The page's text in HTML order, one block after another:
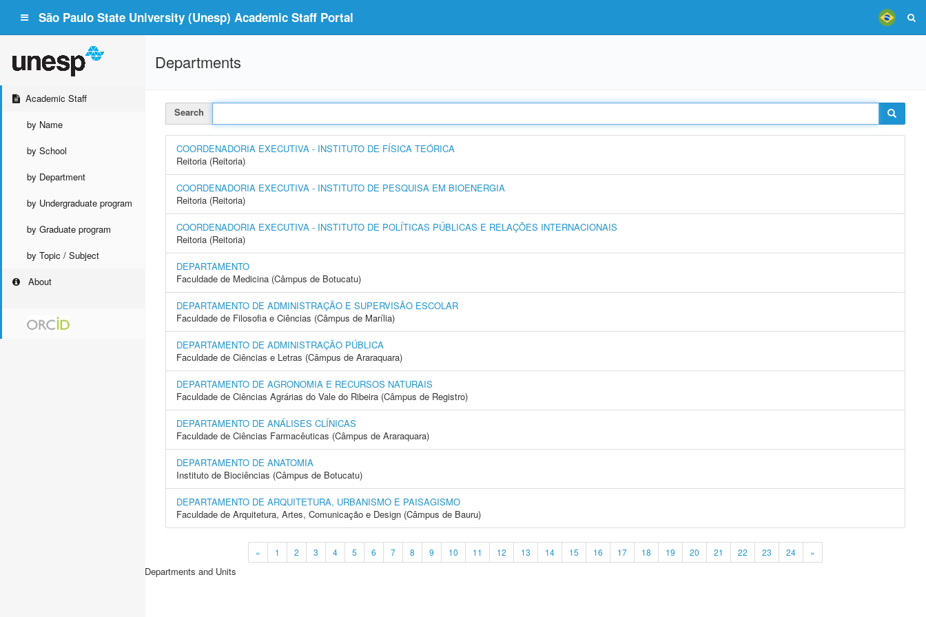
São Paulo State University (Unesp) Academic Staff Portal
Academic Staff
by Name
by School
by Department
by Undergraduate program
by Graduate program
by Topic / Subject
About
Departments
Search
COORDENADORIA EXECUTIVA - INSTITUTO DE FÍSICA TEÓRICA
Reitoria (Reitoria)
COORDENADORIA EXECUTIVA - INSTITUTO DE PESQUISA EM BIOENERGIA
Reitoria (Reitoria)
COORDENADORIA EXECUTIVA - INSTITUTO DE POLÍTICAS PÚBLICAS E RELAÇÕES INTERNACIONAIS
Reitoria (Reitoria)
DEPARTAMENTO
Faculdade de Medicina (Câmpus de Botucatu)
DEPARTAMENTO DE ADMINISTRAÇÃO E SUPERVISÃO ESCOLAR
Faculdade de Filosofia e Ciências (Câmpus de Marília)
DEPARTAMENTO DE ADMINISTRAÇÃO PÚBLICA
Faculdade de Ciências e Letras (Câmpus de Araraquara)
DEPARTAMENTO DE AGRONOMIA E RECURSOS NATURAIS
Faculdade de Ciências Agrárias do Vale do Ribeira (Câmpus de Registro)
DEPARTAMENTO DE ANÁLISES CLÍNICAS
Faculdade de Ciências Farmacêuticas (Câmpus de Araraquara)
DEPARTAMENTO DE ANATOMIA
Instituto de Biociências (Câmpus de Botucatu)
DEPARTAMENTO DE ARQUITETURA, URBANISMO E PAISAGISMO
Faculdade de Arquitetura, Artes, Comunicação e Design (Câmpus de Bauru)
« 1 2 3 4 5 6 7 8 9 10 11 12 13 14 15 16 17 18 19 20 21 22 23 24 »
Departments and Units